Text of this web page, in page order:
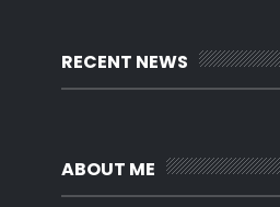
RECENT NEWS
ABOUT ME